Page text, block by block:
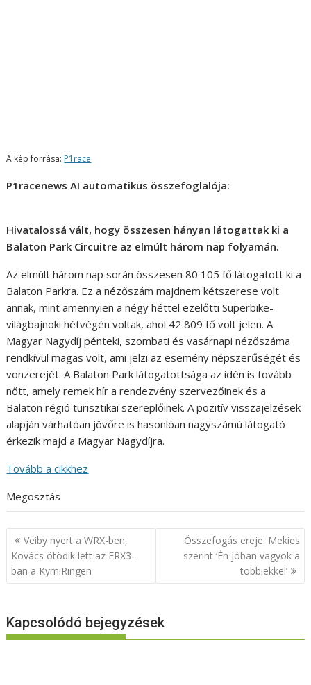
A kép forrása: P1race
P1racenews AI automatikus összefoglalója:
Hivatalossá vált, hogy összesen hányan látogattak ki a
Balaton Park Circuitre az elmúlt három nap folyamán.
Az elmúlt három nap során összesen 80 105 fő látogatott ki a
Balaton Parkra. Ez a nézőszám majdnem kétszerese volt
annak, mint amennyien a négy héttel ezelőtti Superbike-
világbajnoki hétvégén voltak, ahol 42 809 fő volt jelen. A
Magyar Nagydíj pénteki, szombati és vasárnapi nézőszáma
rendkívül magas volt, ami jelzi az esemény népszerűségét és
vonzerejét. A Balaton Park látogatottsága az idén is tovább
nőtt, amely remek hír a rendezvény szervezőinek és a
Balaton régió turisztikai szereplőinek. A pozitív visszajelzések
alapján várhatóan jövőre is hasonlóan nagyszámú látogató
érkezik majd a Magyar Nagydíjra.
Tovább a cikkhez
Megosztás
Bejegyzés
navigáció
Veiby nyert a WRX-ben,
Kovács ötödik lett az ERX3-
ban a KymiRingen
Összefogás ereje: Mekies
szerint ‘Én jóban vagyok a
többiekkel’
Kapcsolódó bejegyzések